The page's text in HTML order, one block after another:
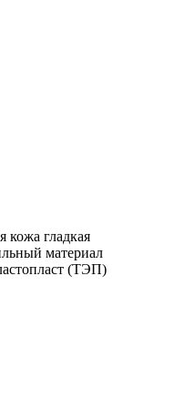
кожа гладкая
материал
(ТЭП)